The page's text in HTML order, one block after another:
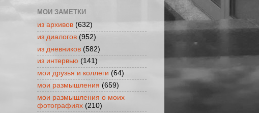
МОИ ЗАМЕТКИ
из архивов (632)
из диалогов (952)
из дневников (582)
из интервью (141)
мои друзья и коллеги (64)
мои размышления (659)
мои размышления о моих
фотографиях (210)